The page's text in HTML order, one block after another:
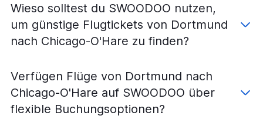
Flüge von Bremen nach Chicago-O'Hare
Flüge von Leipzig nach Chicago-O'Hare
Flüge von Dresden nach Chicago-O'Hare
Flüge von Karlsruhe nach Chicago-O'Hare
Flüge von Dresden nach Chicago Midway
Flüge von Paderborn nach Chicago-O'Hare
Wieso solltest du SWOODOO nutzen,
um günstige Flugtickets von Dortmund
nach Chicago-O'Hare zu finden?
Verfügen Flüge von Dortmund nach
Chicago-O'Hare auf SWOODOO über
flexible Buchungsoptionen?